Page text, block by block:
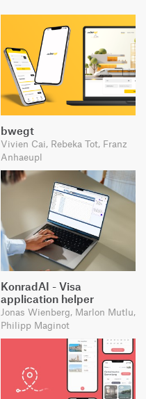
bwegt
Vivien Cai, Rebeka Tot, Franz
Anhaeupl
KonradAI - Visa
application helper
Jonas Wienberg, Marlon Mutlu,
Philipp Maginot